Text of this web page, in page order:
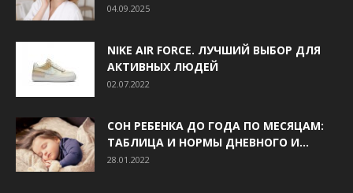
04.09.2025
NIKE AIR FORCE. ЛУЧШИЙ ВЫБОР ДЛЯ
АКТИВНЫХ ЛЮДЕЙ
02.07.2022
СОН РЕБЕНКА ДО ГОДА ПО МЕСЯЦАМ:
ТАБЛИЦА И НОРМЫ ДНЕВНОГО И...
28.01.2022